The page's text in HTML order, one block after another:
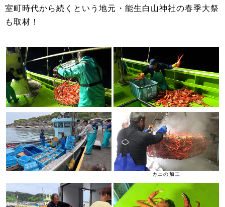
室町時代から続くという地元・能生白山神社の春季大祭
も取材！
カニの加工